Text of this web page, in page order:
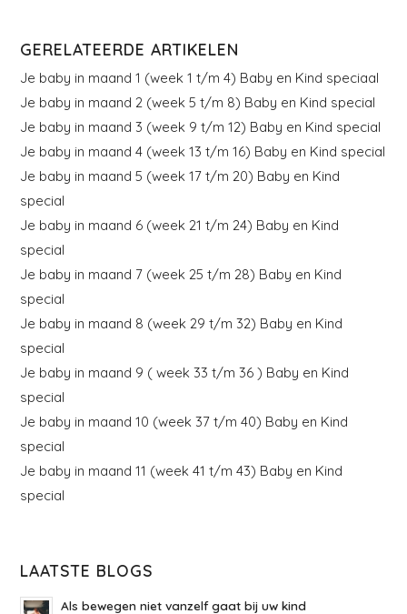
GERELATEERDE ARTIKELEN
Je baby in maand 1 (week 1 t/m 4) Baby en Kind speciaal
Je baby in maand 2 (week 5 t/m 8) Baby en Kind special
Je baby in maand 3 (week 9 t/m 12) Baby en Kind special
Je baby in maand 4 (week 13 t/m 16) Baby en Kind special
Je baby in maand 5 (week 17 t/m 20) Baby en Kind
special
Je baby in maand 6 (week 21 t/m 24) Baby en Kind
special
Je baby in maand 7 (week 25 t/m 28) Baby en Kind
special
Je baby in maand 8 (week 29 t/m 32) Baby en Kind
special
Je baby in maand 9 ( week 33 t/m 36 ) Baby en Kind
special
Je baby in maand 10 (week 37 t/m 40) Baby en Kind
special
Je baby in maand 11 (week 41 t/m 43) Baby en Kind
special
LAATSTE BLOGS
Als bewegen niet vanzelf gaat bij uw kind